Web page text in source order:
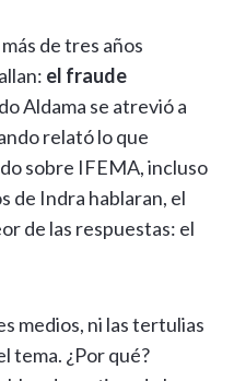
de tres años
el fraude
Aldama se atrevió a
relató lo que
sobre IFEMA, incluso
de Indra hablaran, el
de las respuestas: el
medios, ni las tertulias
tema. ¿Por qué?